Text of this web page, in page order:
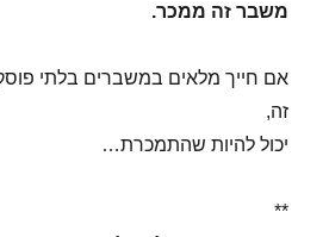
משבר זה ממכר.
אם חייך מלאים במשברים בלתי
זה,
יכול להיות שהתמכרת…
**